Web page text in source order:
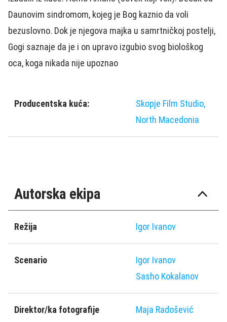
Daunovim sindromom, kojeg je Bog kaznio da voli
bezuslovno. Dok je njegova majka u samrtničkoj postelji,
Gogi saznaje da je i on upravo izgubio svog biološkog
oca, koga nikada nije upoznao
Producentska kuća:
Skopje Film Studio,
North Macedonia
Autorska ekipa
Režija Igor Ivanov
Scenario
Igor Ivanov
Sasho Kokalanov
Direktor/ka fotografije Maja Radošević